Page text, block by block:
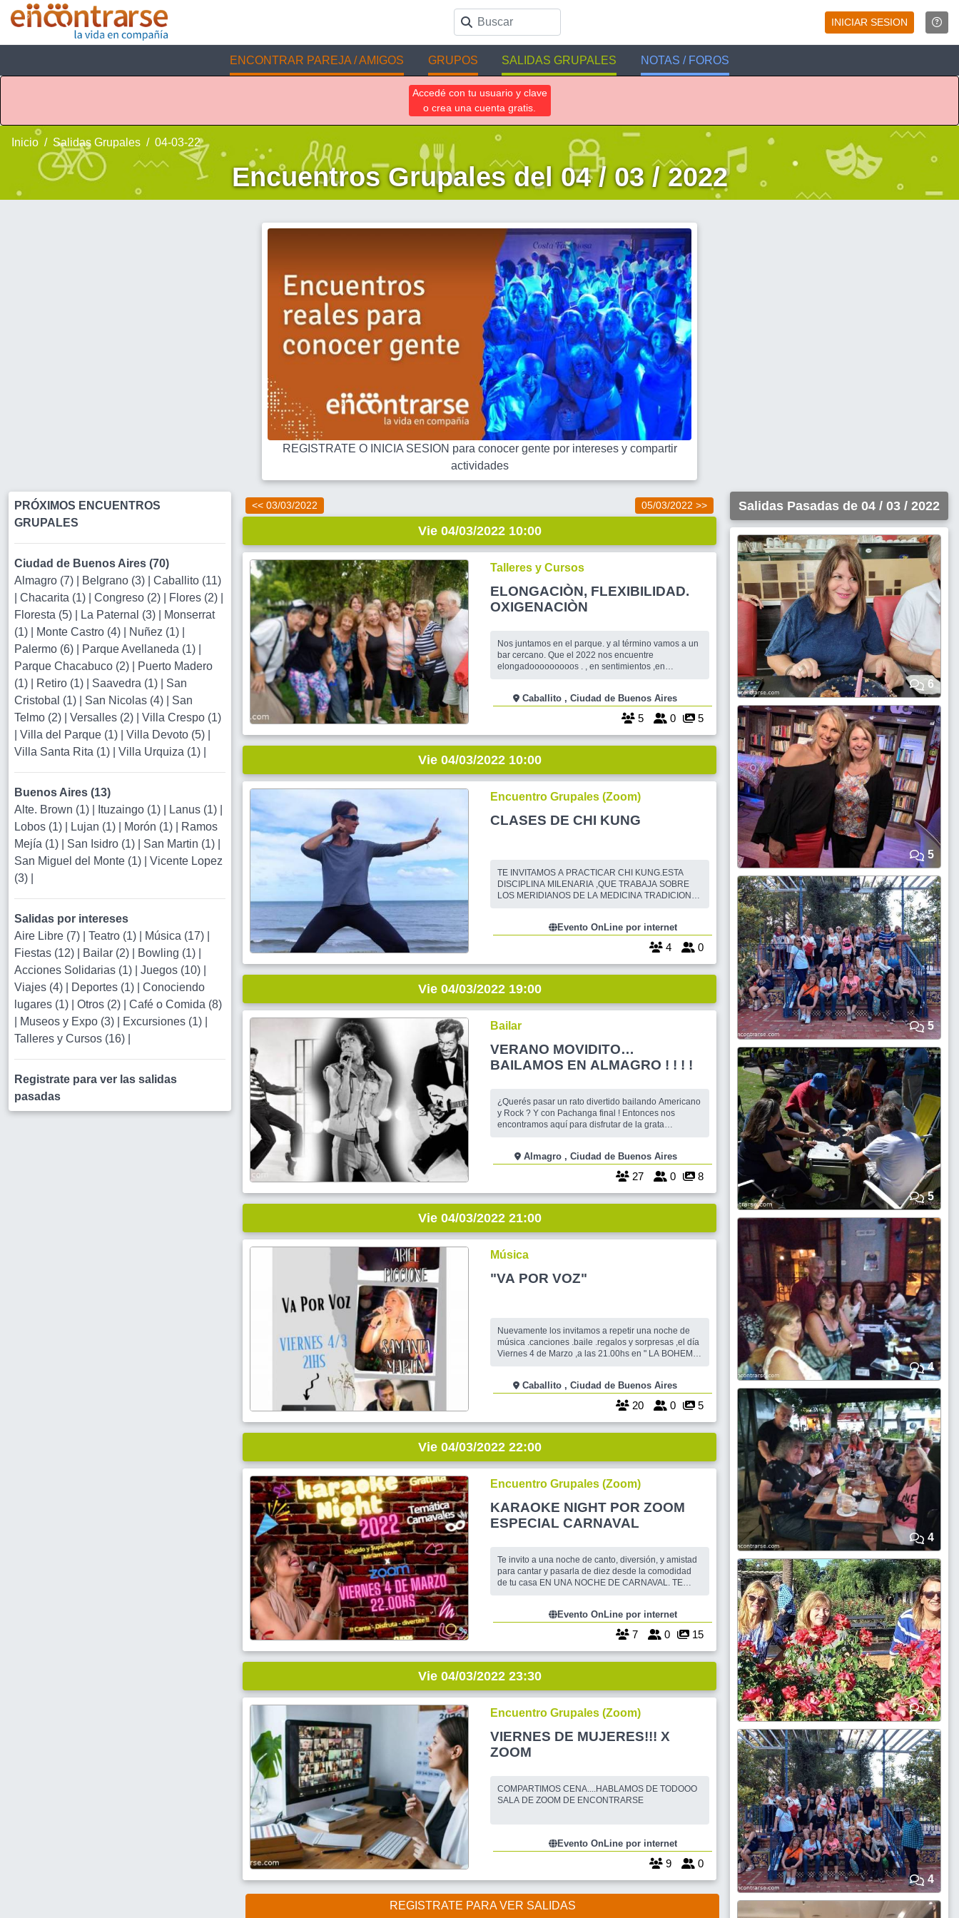
INICIAR SESION
ENCONTRAR PAREJA / AMIGOS GRUPOS SALIDAS GRUPALES NOTAS / FOROS
Accedé con tu usuario y clave
o crea una cuenta gratis.
Inicio Salidas Grupales 04-03-22
Encuentros Grupales del 04 / 03 / 2022
REGISTRATE O INICIA SESION para conocer gente por intereses y compartir
actividades
PRÓXIMOS ENCUENTROS
GRUPALES
Ciudad de Buenos Aires (70)
Almagro (7)
Belgrano (3)
Caballito (11)
Chacarita (1) Congreso (2) Flores (2)
Floresta (5)
La Paternal (3)
Monserrat
(1)
Monte Castro (4) Nuñez (1)
Palermo (6)
Parque Avellaneda (1)
Parque Chacabuco (2)
Puerto Madero
(1)
Retiro (1) Saavedra (1)
San
Cristobal (1)
San Nicolas (4)
San
Telmo (2)
Versalles (2)
Villa Crespo (1)
Villa del Parque (1) Villa Devoto (5)
Villa Santa Rita (1)
Villa Urquiza (1)
Buenos Aires (13)
Alte. Brown (1)
Ituzaingo (1) Lanus (1)
Lobos (1)
Lujan (1) Morón (1)
Ramos
Mejía (1)
San Isidro (1) San Martin (1)
San Miguel del Monte (1)
Vicente Lopez
(3)
Salidas por intereses
Aire Libre (7)
Teatro (1) Música (17)
Fiestas (12)
Bailar (2) Bowling (1)
Acciones Solidarias (1)
Juegos (10)
Viajes (4)
Deportes (1)
Conociendo
lugares (1)
Otros (2)
Café o Comida (8)
Museos y Expo (3) Excursiones (1)
Talleres y Cursos (16)
Registrate para ver las salidas
pasadas
<< 03/03/2022 05/03/2022 >>
Vie 04/03/2022 10:00
Talleres y Cursos
ELONGACIÒN, FLEXIBILIDAD.
OXIGENACIÒN
Nos juntamos en el parque. y al término vamos a un
bar cercano. Que el 2022 nos encuentre
elongadooooooooos . , en sentimientos ,en
AL PARQUE . ALDO von LANDESEN ES UN
MAESTRO GENIAL. Es maestro de danzas y
coreógrafo . Un trabajo distinto , nos
Caballito , Ciudad de Buenos Aires
5 0 5
Vie 04/03/2022 10:00
Encuentro Grupales (Zoom)
CLASES DE CHI KUNG
TE INVITAMOS A PRACTICAR CHI KUNG.ESTA
DISCIPLINA MILENARIA ,QUE TRABAJA SOBRE
LOS MERIDIANOS DE LA MEDICINA TRADICIONAL
SALUD FISICO, MENTAL Y ESPIRITUAL
AUMENTANDO TU VITALIDAD Y DISMINUYENDO
EL STRESS. TRABAJAMOS FUERZA, EQUILIBRIO,
ELONGACION, MOVILIDAD, COORDINACION
Evento OnLine por internet
4 0
Vie 04/03/2022 19:00
Bailar
VERANO MOVIDITO…
BAILAMOS EN ALMAGRO ! ! ! !
¿Querés pasar un rato divertido bailando Americano
y Rock ? Y con Pachanga final ! Entonces nos
encontramos aquí para disfrutar de la grata
ventilada y la mejor música , cuidando siempre las
medidas sanitarias , disponen de alcohol en gel
Almagro , Ciudad de Buenos Aires
27 0 8
Vie 04/03/2022 21:00
Música
"VA POR VOZ"
Nuevamente los invitamos a repetir una noche de
música .canciones .baile .regalos y sorpresas ,el día
Viernes 4 de Marzo ,a las 21.00hs en " LA BOHEMIA
siempre serán recibidos en la puerta de ingreso
para luego acomodarlos por orden de llegada. El
Caballito , Ciudad de Buenos Aires
20 0 5
Vie 04/03/2022 22:00
Encuentro Grupales (Zoom)
KARAOKE NIGHT POR ZOOM
ESPECIAL CARNAVAL
Te invito a una noche de canto, diversión, y amistad
para cantar y pasarla de diez desde la comodidad
de tu casa EN UNA NOCHE DE CARNAVAL. TE
Cantamos, nos divertimos, conocemos
gente,compartimos hermosos momentos virtuales.
Solo tenes que tener ganas de pasarla bien, no e
Evento OnLine por internet
7 0 15
Vie 04/03/2022 23:30
Encuentro Grupales (Zoom)
VIERNES DE MUJERES!!! X
ZOOM
COMPARTIMOS CENA....HABLAMOS DE TODOOO
SALA DE ZOOM DE ENCONTRARSE
Evento OnLine por internet
9 0
REGISTRATE PARA VER SALIDAS
Salidas Pasadas de 04 / 03 / 2022
6
5
5
5
4
4
4
4